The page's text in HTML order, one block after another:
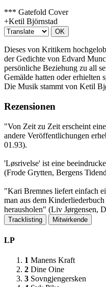
*** Gatefold Cover
+Ketil Björnstad
OK
Dieses von Kritikern
der Gedichte von Edvard
persönliche Beziehung zu all
Gemälde hatten oder erhielten
Die Musik stammt von Ketil
Rezensionen
"Von Zeit zu Zeit erscheint
andere Veröffentlichungen
01.​93).​
'Løsrivelse' ist eine
(Frode Grytten, Bergens
"Kari Bremnes liefert einfach
man aus dem
herausholen" (Liv Jørgensen,
Tracklisting Mitwirkende
LP
1 Manens Kraft
2 Dine Oine
3 Sovngjengersken